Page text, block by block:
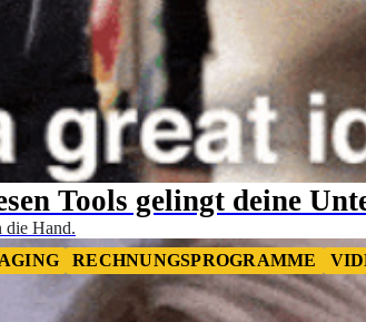
Tools gelingt deine
die Hand.
RECHNUNGSPROGRAMME